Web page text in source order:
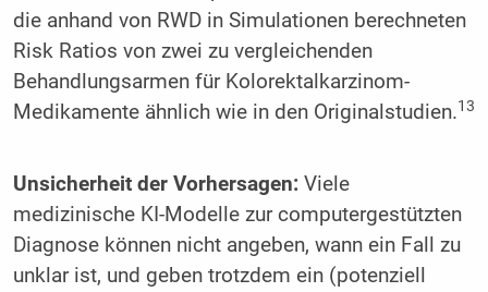
die anhand von RWD in Simulationen berechneten
Risk ­Ratios von zwei zu vergleichenden
Behandlungsarmen für Kolorektalkarzinom-
Medikamente ähnlich wie in den Originalstudien.13
Unsicherheit der Vorhersagen:Viele
medizinische KI-Modelle zur computergestützten
Diagnose können nicht angeben, wann ein Fall zu
unklar ist, und geben trotzdem ein (potenziell